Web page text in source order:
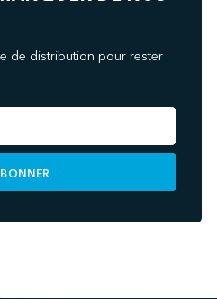
de distribution pour rester